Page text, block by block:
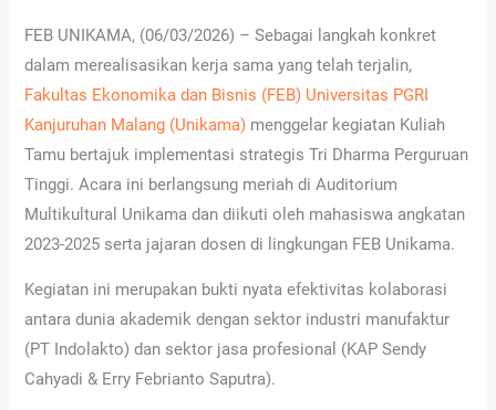
FEB UNIKAMA, (06/03/2026) – Sebagai langkah konkret
dalam merealisasikan kerja sama yang telah terjalin,
Fakultas Ekonomika dan Bisnis (FEB) Universitas PGRI
Kanjuruhan Malang (Unikama) menggelar kegiatan Kuliah
Tamu bertajuk implementasi strategis Tri Dharma Perguruan
Tinggi. Acara ini berlangsung meriah di Auditorium
Multikultural Unikama dan diikuti oleh mahasiswa angkatan
2023-2025 serta jajaran dosen di lingkungan FEB Unikama.
Kegiatan ini merupakan bukti nyata efektivitas kolaborasi
antara dunia akademik dengan sektor industri manufaktur
(PT Indolakto) dan sektor jasa profesional (KAP Sendy
Cahyadi & Erry Febrianto Saputra).